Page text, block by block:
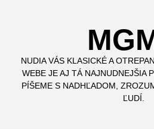
NUDIA VÁS KLASICKÉ A
WEBE JE AJ TÁ NAJNUDNEJŠIA
PÍŠEME S NADHĽADOM,
ĽUDÍ.